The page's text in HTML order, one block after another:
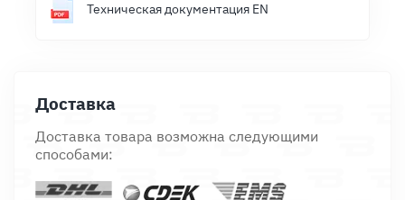
Техническая документация EN
Доставка
Доставка товара возможна следующими
способами: